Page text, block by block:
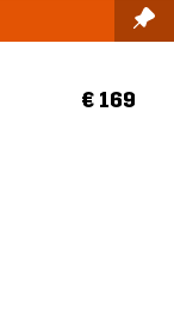
€ 169